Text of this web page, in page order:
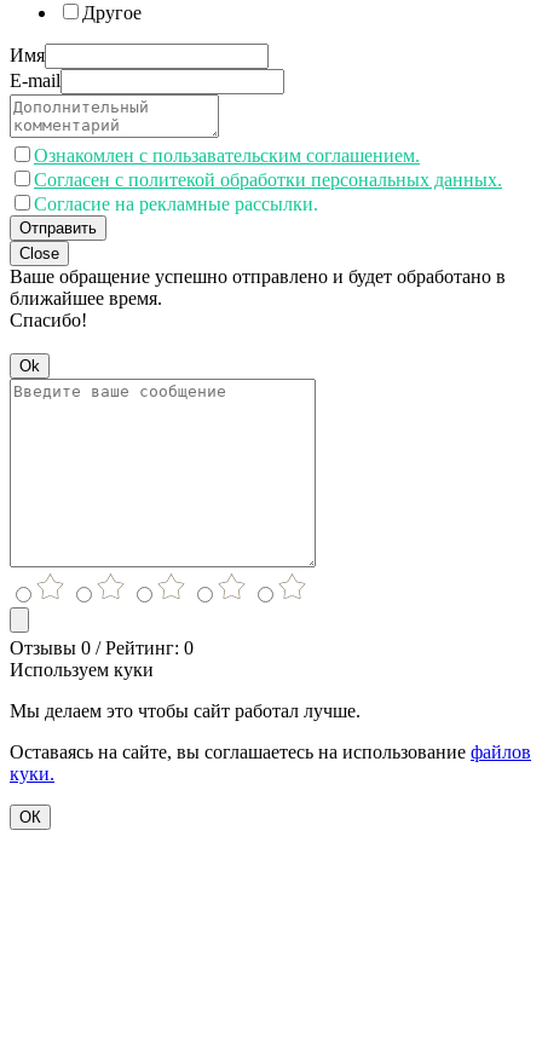
Другое
Имя
E-mail
Ознакомлен с пользавательским соглашением.
Согласен с политекой обработки персональных данных.
Согласие на рекламные рассылки.
Отправить
Close
Ваше обращение успешно отправлено и будет обработано в
ближайшее время.
Спасибо!
Ok
Отзывы 0 / Рейтинг: 0
Используем куки
Мы делаем это чтобы сайт работал лучше.
Оставаясь на сайте, вы соглашаетесь на использование файлов
куки.
ОК